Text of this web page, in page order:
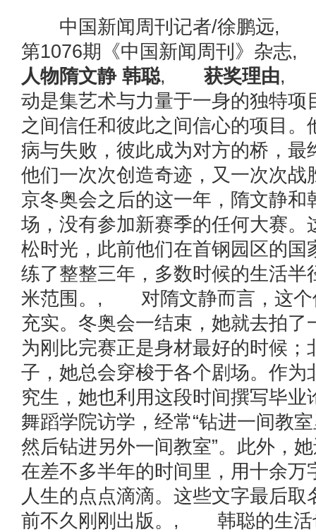
中国新闻周刊记者/徐鹏远,
第1076期《中国新闻周刊》杂
人物隋文静 韩聪, 获奖理由,
动是集艺术与力量于一身的独特项
之间信任和彼此之间信心的项目。
病与失败，彼此成为对方的桥，最
他们一次次创造奇迹，又一次
京冬奥会之后的这一年，隋文静和
场，没有参加新赛季的任何大赛。
松时光，此前他们在首钢园区的国
练了整整三年，多数时候的生活半
米范围。, 对隋文静而言，这个
充实。冬奥会一结束，她就去拍了
为刚比完赛正是身材最好的时候；
子，她总会穿梭于各个剧场。作为
究生，她也利用这段时间撰写毕业
舞蹈学院访学，经常“钻进一间教
然后钻进另外一间教室”。此外，
在差不多半年的时间里，用十余万
人生的点点滴滴。这些文字最后取
前不久刚刚出版。, 韩聪的生活